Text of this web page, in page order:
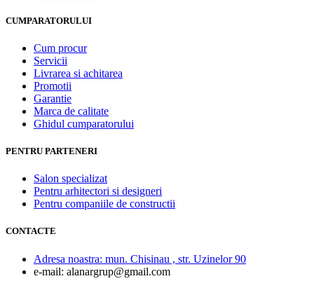
CUMPARATORULUI
Cum procur
Servicii
Livrarea si achitarea
Promotii
Garantie
Marca de calitate
Ghidul cumparatorului
PENTRU PARTENERI
Salon specializat
Pentru arhitectori si designeri
Pentru companiile de constructii
CONTACTE
Adresa noastra: mun. Chisinau , str. Uzinelor 90
e-mail: alanargrup@gmail.com